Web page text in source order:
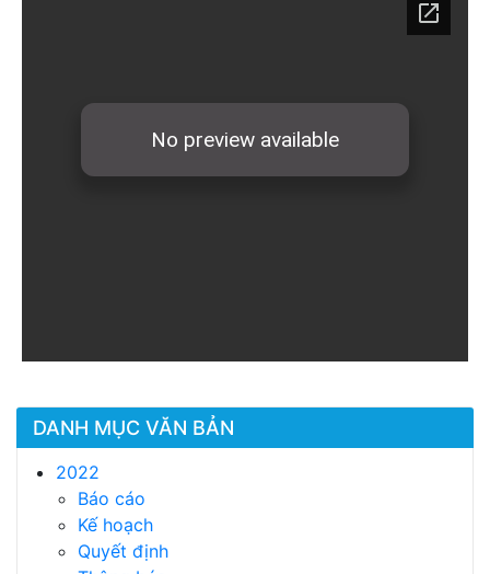
DANH MỤC VĂN BẢN
2022
Báo cáo
Kế hoạch
Quyết định